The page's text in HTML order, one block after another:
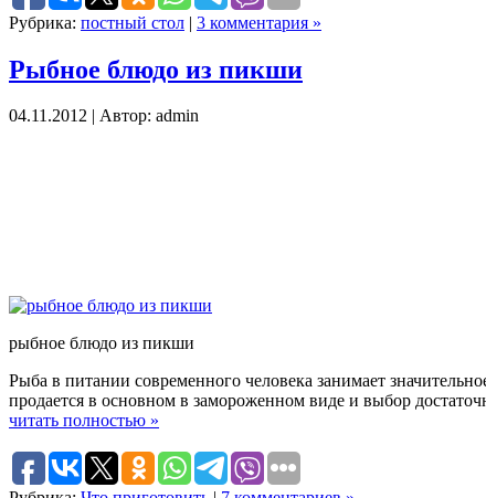
Рубрика: постный стол | 3 комментария »
Рыбное блюдо из пикши
04.11.2012 | Автор: admin
рыбное блюдо из пикши
Рыба в питании современного человека занимает
продается в основном в замороженном виде и выбор
читать полностью »